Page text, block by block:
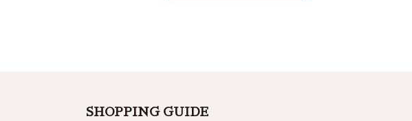
SHOPPING GUIDE